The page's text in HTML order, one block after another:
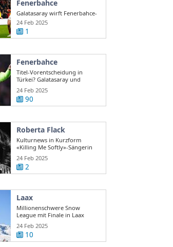
Fenerbahce
Galatasaray wirft Fenerbahce-
Coach Mourinho Rassismus
vor
24 Feb 2025
1
Fenerbahce
Titel-Vorentscheidung in
Türkei? Galatasaray und
Fenerbahce ...
24 Feb 2025
90
Roberta Flack
Kulturnews in Kurzform
«Killing Me Softly»-Sängerin
Roberta Flack ...
24 Feb 2025
2
Laax
Millionenschwere Snow
League mit Finale in Laax
24 Feb 2025
10